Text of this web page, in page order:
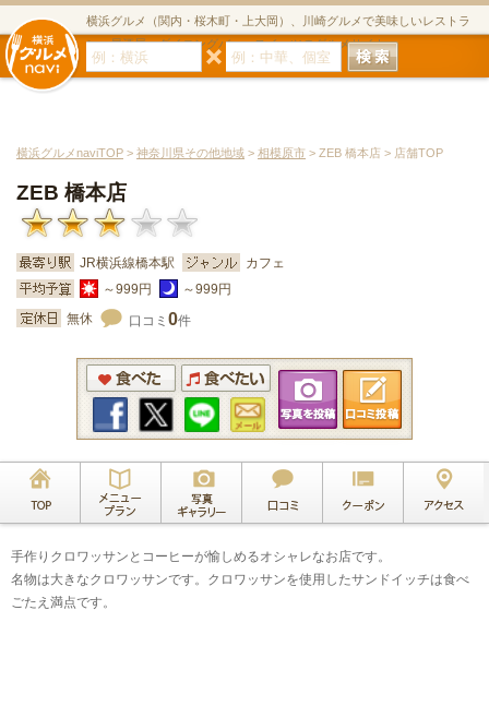
横浜グルメ（関内・桜木町・上大岡）、川崎グルメで美味しいレストラ
ン・居酒屋・ダイニングバー・スイーツのグルメサイト
横浜グルメnaviTOP > 神奈川県その他地域 > 相模原市 > ZEB 橋本店 > 店舗TOP
ZEB 橋本店
JR横浜線橋本駅
カフェ
～999円
～999円
無休
口コミ 0件
手作りクロワッサンとコーヒーが愉しめるオシャレなお店です。
名物は大きなクロワッサンです。クロワッサンを使用したサンドイッチは食べ
ごたえ満点です。